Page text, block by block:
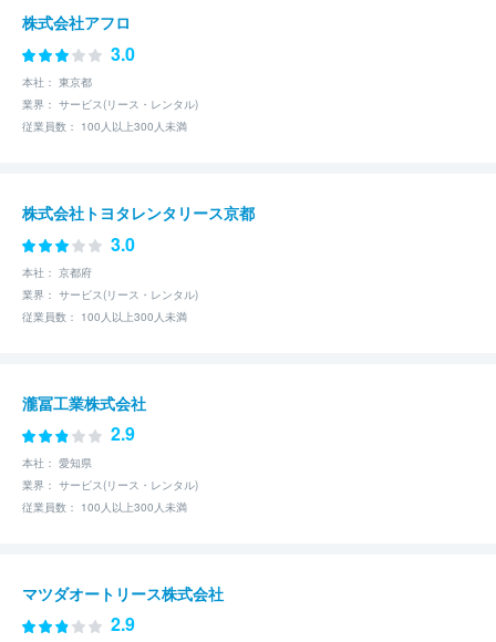
株式会社アフロ
3.0
本社： 東京都
業界： サービス(リース・レンタル)
従業員数： 100人以上300人未満
株式会社トヨタレンタリース京都
3.0
本社： 京都府
業界： サービス(リース・レンタル)
従業員数： 100人以上300人未満
瀧冨工業株式会社
2.9
本社： 愛知県
業界： サービス(リース・レンタル)
従業員数： 100人以上300人未満
マツダオートリース株式会社
2.9